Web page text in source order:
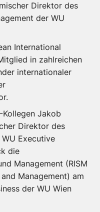
Direktor des
der WU
International
in zahlreichen
internationaler
Kollegen Jakob
Direktor des
Executive
die
Management (RISM
Management) am
der WU Wien